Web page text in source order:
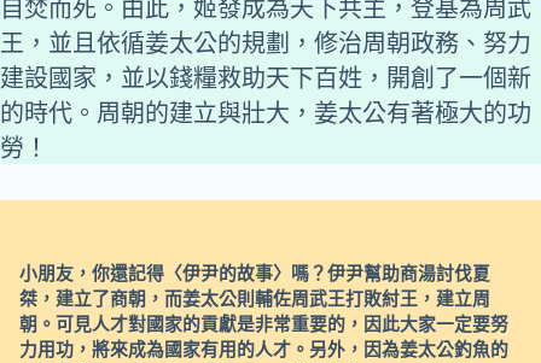
自焚而死。由此，姬發成為天下共主，登基為周武
王，並且依循姜太公的規劃，修治周朝政務、努力
建設國家，並以錢糧救助天下百姓，開創了一個新
的時代。周朝的建立與壯大，姜太公有著極大的功
勞！
小朋友，你還記得〈伊尹的故事〉嗎？伊尹幫助商湯討伐夏
桀，建立了商朝，而姜太公則輔佐周武王打敗紂王，建立周
朝。可見人才對國家的貢獻是非常重要的，因此大家一定要努
力用功，將來成為國家有用的人才。另外，因為姜太公釣魚的